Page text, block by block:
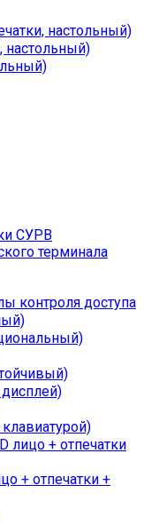
настольный)
настольный)
СУРВ
терминала
контроля доступа
лицо + отпечатки
+ отпечатки +